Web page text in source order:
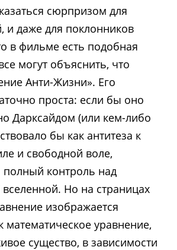
сюрпризом для
и даже для поклонников
в фильме есть подобная
могут объяснить, что
Анти-Жизни». Его
проста: если бы оно
Дарксайдом (или кем-либо
бы как антитеза к
и свободной воле,
полный контроль над
Но на страницах
изображается
математическое уравнение,
существо, в зависимости